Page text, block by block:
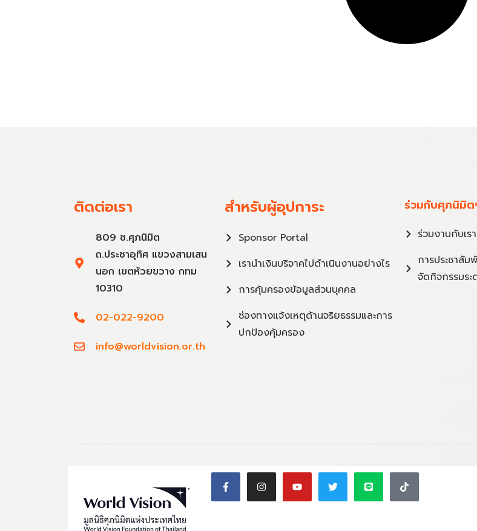
ติดต่อเรา
809 ซ.ศุภนิมิต
ถ.ประชาอุทิศ แขวงสามเสน
นอก เขตห้วยขวาง กทม
10310
02-022-9200
info@worldvision.or.th
สำหรับผู้อุปการะ
Sponsor Portal
เรานำเงินบริจาคไปดำเนินงานอย่างไร
การคุ้มครองข้อมูลส่วนบุคคล
ช่องทางแจ้งเหตุด้านจริยธรรมและการ
ปกป้องคุ้มครอง
ร่วมกับศุภนิมิต
ร่วมงานกับเรา
การประชาสัม
จัดกิจกรรมระ